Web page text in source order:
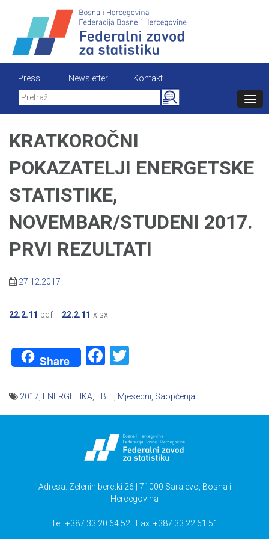
content
Press Newsletter
Kontakt
Search
for:
KRATKOROČNI
POKAZATELJI ENERGETSKE
STATISTIKE,
NOVEMBAR/STUDENI 2017.
PRVI REZULTATI
27.12.2017
22.2.11-pdf 22.2.11-xlsx
Share Facebook
2017 ENERGETIKA FBiH Mjesecni Saopćenja
Adresa: Zelenih beretki 26 | 71000 Sarajevo, Bosna i
Hercegovina
Tel: +387 33 20 64 52 | Fax: +387 33 22 61 51